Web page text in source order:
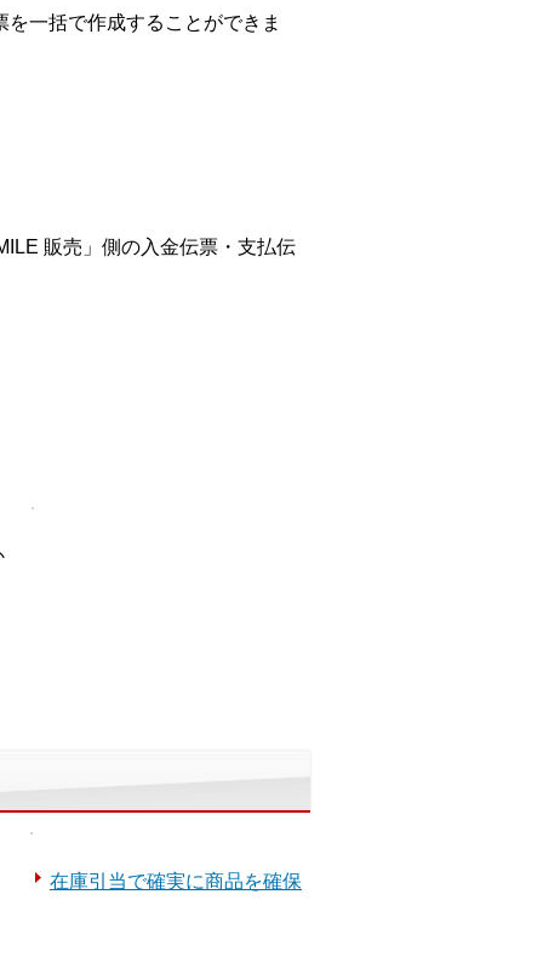
一括で作成することができま
販売」側の入金伝票・支払伝
在庫引当で確実に商品を確保